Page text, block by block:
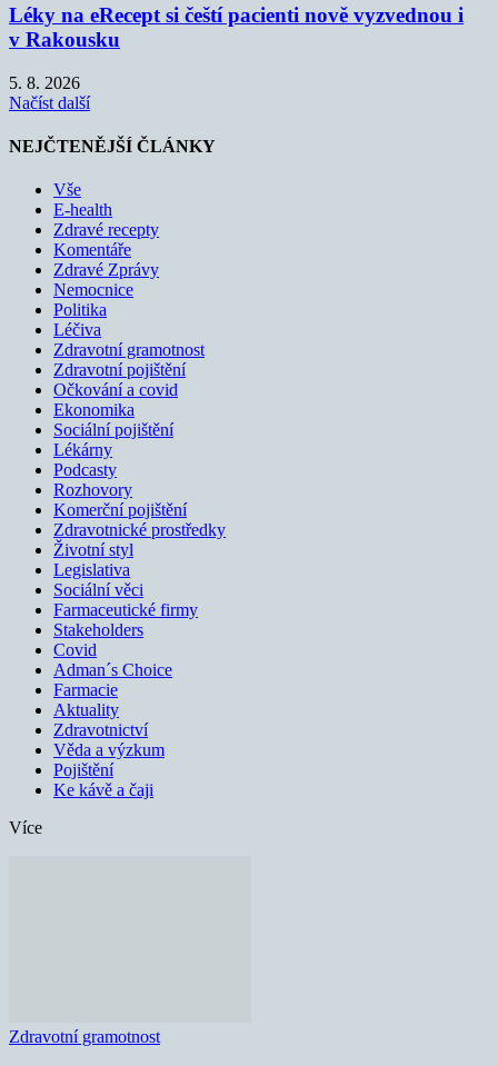
Léky na eRecept si čeští pacienti nově vyzvednou i
v Rakousku
5. 8. 2026
Načíst další
NEJČTENĚJŠÍ ČLÁNKY
Vše
E-health
Zdravé recepty
Komentáře
Zdravé Zprávy
Nemocnice
Politika
Léčiva
Zdravotní gramotnost
Zdravotní pojištění
Očkování a covid
Ekonomika
Sociální pojištění
Lékárny
Podcasty
Rozhovory
Komerční pojištění
Zdravotnické prostředky
Životní styl
Legislativa
Sociální věci
Farmaceutické firmy
Stakeholders
Covid
Adman´s Choice
Farmacie
Aktuality
Zdravotnictví
Věda a výzkum
Pojištění
Ke kávě a čaji
Více
Zdravotní gramotnost